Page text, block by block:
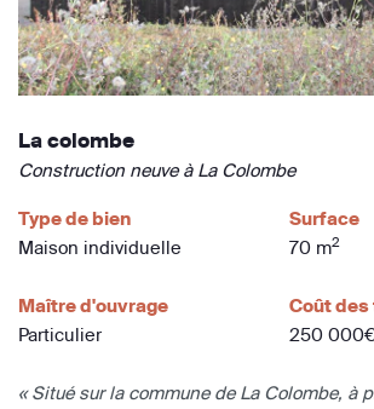
La colombe
Construction neuve à La Colombe
Type de bien
Maison individuelle
Surface
70 m2
Maître d'ouvrage
Particulier
Coût
250
« Situé sur la commune de La Colombe, à